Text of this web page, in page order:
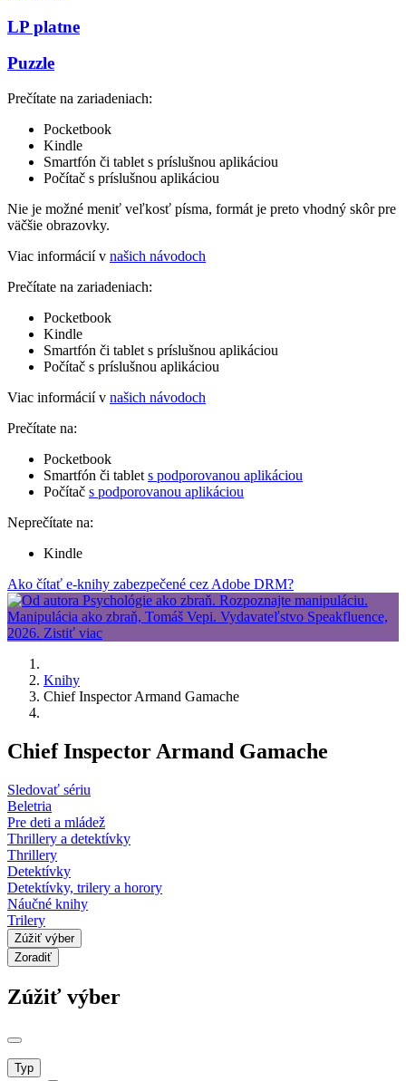
LP platne
Puzzle
Prečítate na zariadeniach:
Pocketbook
Kindle
Smartfón či tablet s príslušnou aplikáciou
Počítač s príslušnou aplikáciou
Nie je možné meniť veľkosť písma, formát je preto vhodný skôr pre
väčšie obrazovky.
Viac informácií v našich návodoch
Prečítate na zariadeniach:
Pocketbook
Kindle
Smartfón či tablet s príslušnou aplikáciou
Počítač s príslušnou aplikáciou
Viac informácií v našich návodoch
Prečítate na:
Pocketbook
Smartfón či tablet s podporovanou aplikáciou
Počítač s podporovanou aplikáciou
Neprečítate na:
Kindle
Ako čítať e-knihy zabezpečené cez Adobe DRM?
Knihy
Chief Inspector Armand Gamache
Chief Inspector Armand Gamache
Sledovať sériu
Beletria
Pre deti a mládež
Thrillery a detektívky
Thrillery
Detektívky
Detektívky, trilery a horory
Náučné knihy
Trilery
Zúžiť výber
Zoradiť
Zúžiť výber
Typ